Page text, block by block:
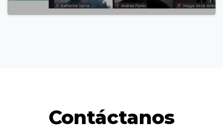
Contáctanos